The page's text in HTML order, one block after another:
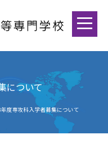
について
度専攻科入学者募集について